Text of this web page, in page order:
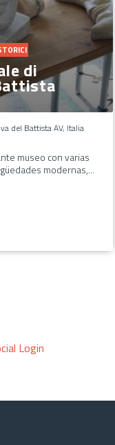
di
del Battista AV, Italia
museo con varias
modernas,...
Login